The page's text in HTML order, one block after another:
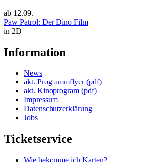
ab 12.09.
Paw Patrol: Der Dino Film
in 2D
Information
News
akt. Programmflyer (pdf)
akt. Kinoprogram (pdf)
Impressum
Datenschutzerklärung
Jobs
Ticketservice
Wie bekomme ich Karten?